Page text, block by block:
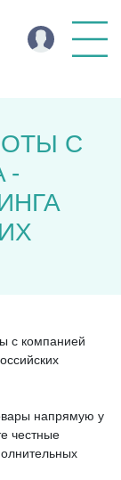
С
-
с компанией
напрямую у
честные